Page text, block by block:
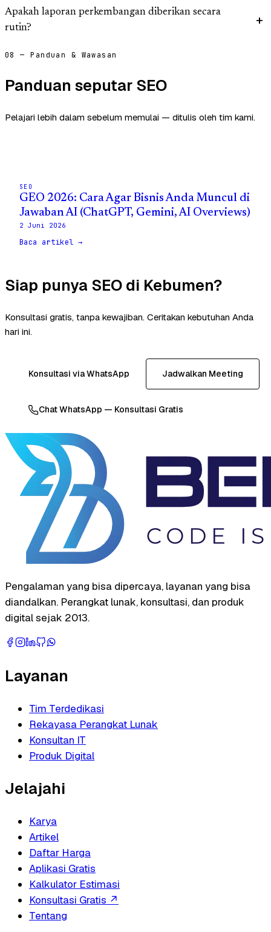
Apakah laporan perkembangan diberikan secara
rutin?
08 — Panduan & Wawasan
Panduan seputar SEO
Pelajari lebih dalam sebelum memulai — ditulis oleh tim kami.
SEO
GEO 2026: Cara Agar Bisnis Anda Muncul di
Jawaban AI (ChatGPT, Gemini, AI Overviews)
2 Juni 2026
Baca artikel →
Siap punya SEO di Kebumen?
Konsultasi gratis, tanpa kewajiban. Ceritakan kebutuhan Anda
hari ini.
Konsultasi via WhatsApp Jadwalkan Meeting
Chat WhatsApp — Konsultasi Gratis
Pengalaman yang bisa dipercaya, layanan yang bisa
diandalkan. Perangkat lunak, konsultasi, dan produk
digital sejak 2013.
Layanan
Tim Terdedikasi
Rekayasa Perangkat Lunak
Konsultan IT
Produk Digital
Jelajahi
Karya
Artikel
Daftar Harga
Aplikasi Gratis
Kalkulator Estimasi
Konsultasi Gratis ↗
Tentang